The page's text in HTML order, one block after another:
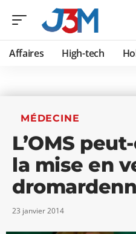
Affaires High-tech
MÉDECINE
L’OMS
la mise en
23 janvier 2014